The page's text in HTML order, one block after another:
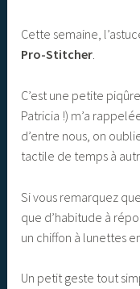
Cette semaine,
Pro-Stitcher.
C’est une petite
Patricia !) m’a
d’entre nous, on
tactile de temps à
Si vous remarquez
que d’habitude à
un chiffon à lunettes
Un petit geste tout